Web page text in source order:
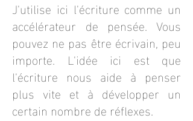
J'utilise ici l'écriture comme un
accélérateur de pensée. Vous
pouvez ne pas être écrivain, peu
importe. L'idée ici est que
l'écriture nous aide à penser
plus vite et à développer un
certain nombre de réflexes.